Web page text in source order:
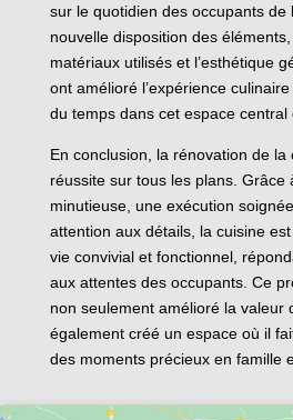
sur le quotidien des occupants de
nouvelle disposition des
matériaux utilisés et l’esthétique
ont amélioré l’expérience
du temps dans cet espace central
En conclusion, la rénovation de la
réussite sur tous les plans. Grâce
minutieuse, une exécution
attention aux détails, la cuisine
vie convivial et fonctionnel,
aux attentes des occupants. Ce
non seulement amélioré la valeur
également créé un espace où il
des moments précieux en famille